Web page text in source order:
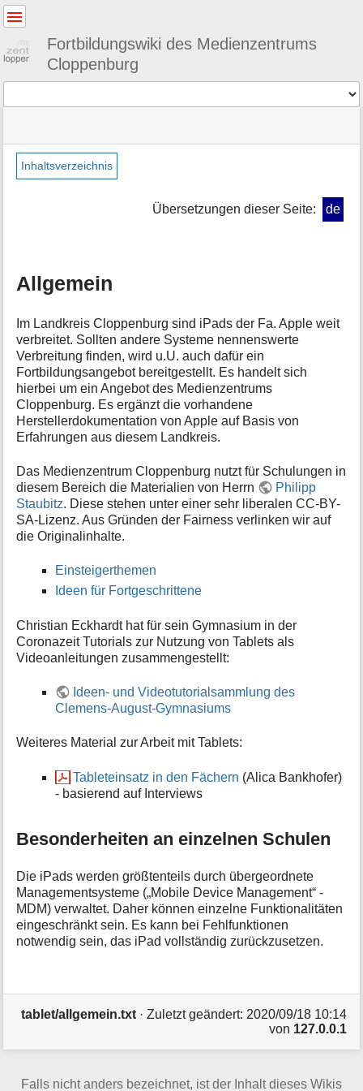
Fortbildungswiki des Medienzentrums
Cloppenburg
befinden
sich
hier:
»
tablet
»
Seiten-
Werkzeuge
f
m
a
t
i
o
n
e
n
u
r
S
e
i
t
Inhaltsverzeichnis
Übersetzungen dieser Seite: de
Allgemein
Im Landkreis Cloppenburg sind iPads der Fa. Apple weit
verbreitet. Sollten andere Systeme nennenswerte
Verbreitung finden, wird u.U. auch dafür ein
Fortbildungsangebot bereitgestellt. Es handelt sich
hierbei um ein Angebot des Medienzentrums
Cloppenburg. Es ergänzt die vorhandene
Herstellerdokumentation von Apple auf Basis von
Erfahrungen aus diesem Landkreis.
Das Medienzentrum Cloppenburg nutzt für Schulungen in
diesem Bereich die Materialien von Herrn
Philipp
Staubitz. Diese stehen unter einer sehr liberalen CC-BY-
SA-Lizenz. Aus Gründen der Fairness verlinken wir auf
die Originalinhalte.
Einsteigerthemen
Ideen für Fortgeschrittene
Christian Eckhardt hat für sein Gymnasium in der
Coronazeit Tutorials zur Nutzung von Tablets als
Videoanleitungen zusammengestellt:
Ideen- und Videotutorialsammlung des
Clemens-August-Gymnasiums
Weiteres Material zur Arbeit mit Tablets:
Tableteinsatz in den Fächern (Alica Bankhofer)
- basierend auf Interviews
Besonderheiten an einzelnen Schulen
Die iPads werden größtenteils durch übergeordnete
Managementsysteme („Mobile Device Management“ -
MDM) verwaltet. Daher können einzelne Funktionalitäten
eingeschränkt sein. Es kann bei Fehlfunktionen
notwendig sein, das iPad vollständig zurückzusetzen.
tablet/allgemein.txt· Zuletzt geändert: 2020/09/18 10:14
von 127.0.0.1
Falls nicht anders bezeichnet, ist der Inhalt dieses Wikis